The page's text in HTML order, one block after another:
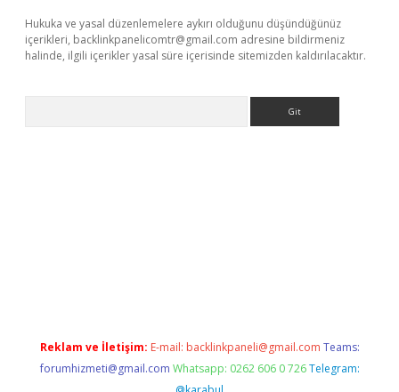
Hukuka ve yasal düzenlemelere aykırı olduğunu düşündüğünüz
içerikleri, backlinkpanelicomtr@gmail.com adresine bildirmeniz
halinde, ilgili içerikler yasal süre içerisinde sitemizden kaldırılacaktır.
Reklam ve İletişim: E-mail: backlinkpaneli@gmail.com Teams:
forumhizmeti@gmail.com Whatsapp: 0262 606 0 726 Telegram: